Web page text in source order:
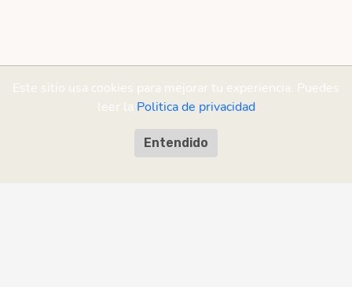
Este sitio usa cookies para mejorar tu experiencia. Puedes
leer la Politica de privacidad
Entendido